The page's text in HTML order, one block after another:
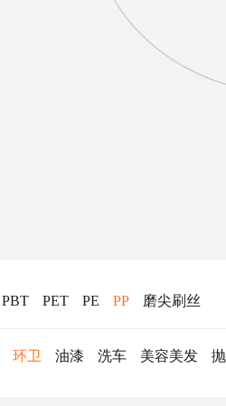
PBT PET PE PP 磨尖刷丝
环卫 油漆 洗车 美容美发